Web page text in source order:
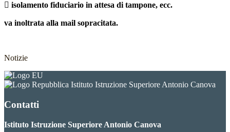
 isolamento fiduciario in attesa di tampone, ecc.
va inoltrata alla mail sopracitata.
Notizie
Istituto Istruzione Superiore Antonio Canova
Contatti
Istituto Istruzione Superiore Antonio Canova